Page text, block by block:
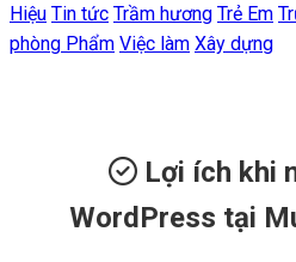
Hiệu Tin tức Trầm hương Trẻ Em
phòng Phẩm Việc làm Xây dựng
Lợi ích khi
WordPress tại